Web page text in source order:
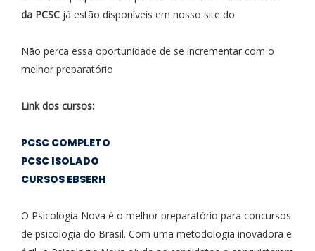
da PCSC já estão disponíveis em nosso site do.
Não perca essa oportunidade de se incrementar com o
melhor preparatório
Link dos cursos:
PCSC COMPLETO
PCSC ISOLADO
CURSOS EBSERH
O Psicologia Nova é o melhor preparatório para concursos
de psicologia do Brasil. Com uma metodologia inovadora e